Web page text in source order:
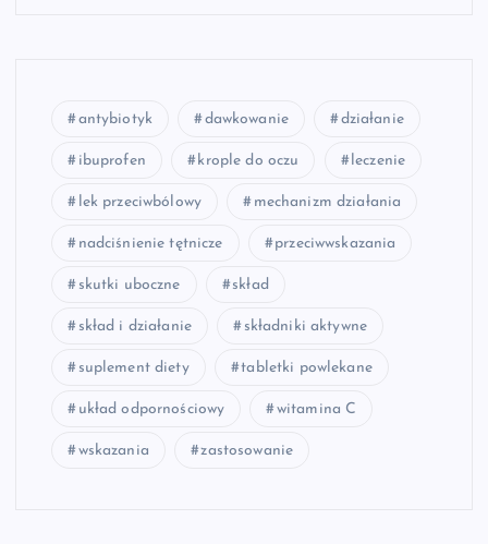
antybiotyk dawkowanie działanie
ibuprofen krople do oczu leczenie
lek przeciwbólowy mechanizm działania
nadciśnienie tętnicze przeciwwskazania
skutki uboczne skład
skład i działanie składniki aktywne
suplement diety tabletki powlekane
układ odpornościowy witamina C
wskazania zastosowanie